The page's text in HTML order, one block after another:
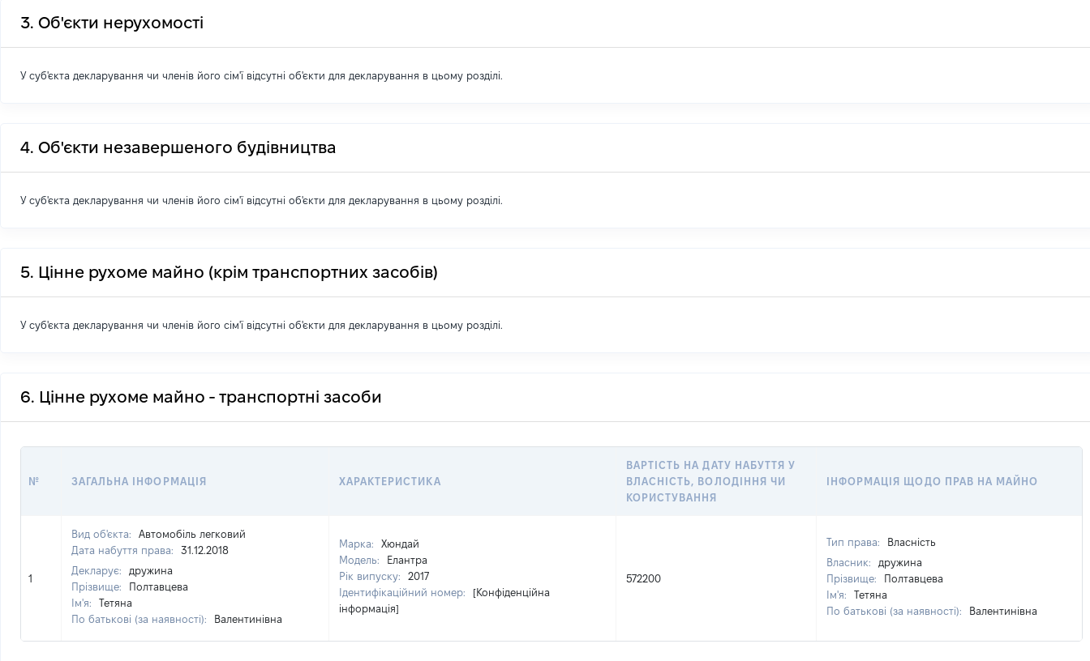
3. Об'єкти нерухомості
У суб'єкта декларування чи членів його сім'ї відсутні об'єкти для декларування в цьому розділі.
4. Об'єкти незавершеного будівництва
У суб'єкта декларування чи членів його сім'ї відсутні об'єкти для декларування в цьому розділі.
5. Цінне рухоме майно (крім транспортних засобів)
У суб'єкта декларування чи членів його сім'ї відсутні об'єкти для декларування в цьому розділі.
6. Цінне рухоме майно - транспортні засоби
№ ЗАГАЛЬНА ІНФОРМАЦІЯ ХАРАКТЕРИСТИКА
ВАРТІСТЬ НА ДАТУ НАБУТТЯ У
ВЛАСНІСТЬ, ВОЛОДІННЯ ЧИ
КОРИСТУВАННЯ
ІНФОРМАЦІЯ ЩОДО ПРАВ НА МАЙНО
1
Вид об'єкта:
Автомобіль легковий
Дата набуття права:
31.12.2018
Декларує:
дружина
Прізвище:
Полтавцева
Ім'я:
Тетяна
По батькові (за наявності):
Валентинівна
Марка:
Хюндай
Модель:
Елантра
Рік випуску:
2017
Ідентифікаційний номер:
[Конфіденційна
інформація]
572200
Тип права:
Власність
Власник:
дружина
Прізвище:
Полтавцева
Ім'я:
Тетяна
По батькові (за наявності):
Валентинівна